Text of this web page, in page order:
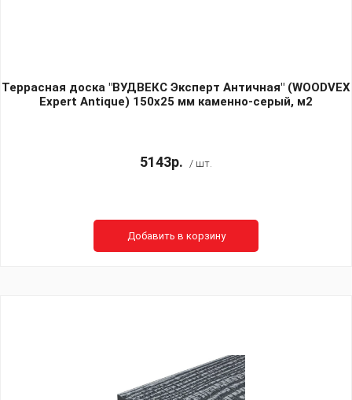
Террасная доска "ВУДВЕКС Эксперт Античная" (WOODVEX
Expert Antique) 150х25 мм каменно-серый, м2
5143р. / шт.
Добавить в корзину